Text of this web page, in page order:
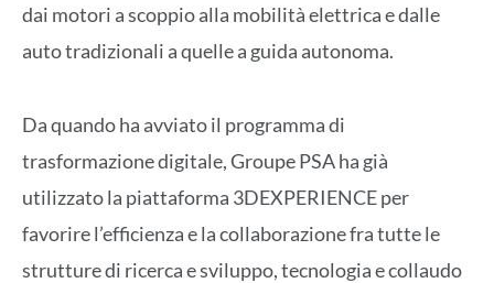
dai motori a scoppio alla mobilità elettrica e dalle
auto tradizionali a quelle a guida autonoma.
Da quando ha avviato il programma di
trasformazione digitale, Groupe PSA ha già
utilizzato la piattaforma 3DEXPERIENCE per
favorire l’efficienza e la collaborazione fra tutte le
strutture di ricerca e sviluppo, tecnologia e collaudo